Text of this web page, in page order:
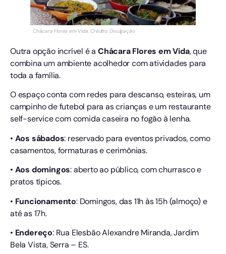
Chácara Flores em Vida. Crédito: Divulgação
Outra opção incrível é a Chácara Flores em Vida, que
combina um ambiente acolhedor com atividades para
toda a família.
O espaço conta com redes para descanso, esteiras, um
campinho de futebol para as crianças e um restaurante
self-service com comida caseira no fogão à lenha.
• Aos sábados: reservado para eventos privados, como
casamentos, formaturas e cerimônias.
• Aos domingos: aberto ao público, com churrasco e
pratos típicos.
• Funcionamento: Domingos, das 11h às 15h (almoço) e
até as 17h.
• Endereço: Rua Elesbão Alexandre Miranda, Jardim
Bela Vista, Serra – ES.